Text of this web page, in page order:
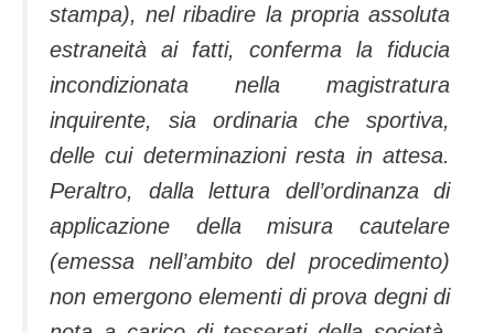
stampa), nel ribadire la propria assoluta
estraneità ai fatti, conferma la fiducia
incondizionata nella magistratura
inquirente, sia ordinaria che sportiva,
delle cui determinazioni resta in attesa.
Peraltro, dalla lettura dell’ordinanza di
applicazione della misura cautelare
(emessa nell’ambito del procedimento)
non emergono elementi di prova degni di